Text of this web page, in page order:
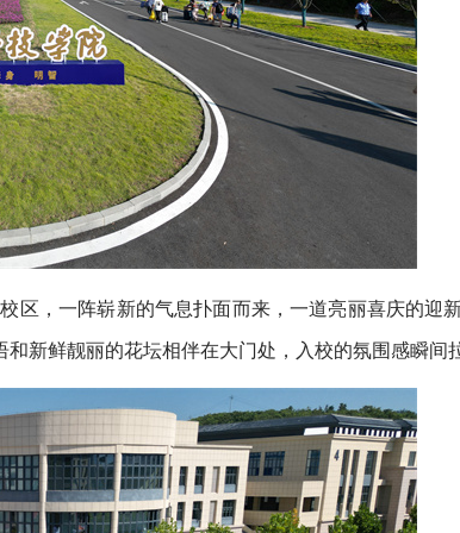
区，一阵崭新的气息扑面而来，一道亮丽喜庆的迎
新鲜靓丽的花坛相伴在大门处，入校的氛围感瞬间